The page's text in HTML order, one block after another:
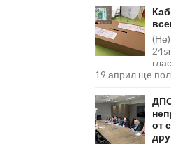
19 април ще
от